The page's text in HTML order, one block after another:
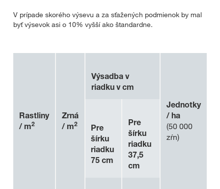
V prípade skorého výsevu a za sťažených podmienok by mal
byť výsevok asi o 10% vyšší ako štandardne.
Rastliny
/ m2
Zrná
/ m2
Výsadba v
riadku v cm
Jednotky
/ ha
(50 000
zŕn)
Pre
šírku
riadku
75 cm
Pre
šírku
riadku
37,5
cm